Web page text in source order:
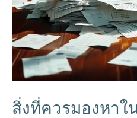
สิ่งที่ควรมองหา